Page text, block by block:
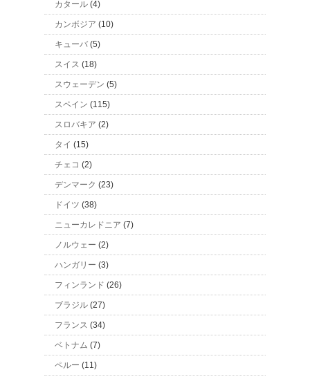
カタール (4)
カンボジア (10)
キューバ (5)
スイス (18)
スウェーデン (5)
スペイン (115)
スロバキア (2)
タイ (15)
チェコ (2)
デンマーク (23)
ドイツ (38)
ニューカレドニア (7)
ノルウェー (2)
ハンガリー (3)
フィンランド (26)
ブラジル (27)
フランス (34)
ベトナム (7)
ペルー (11)